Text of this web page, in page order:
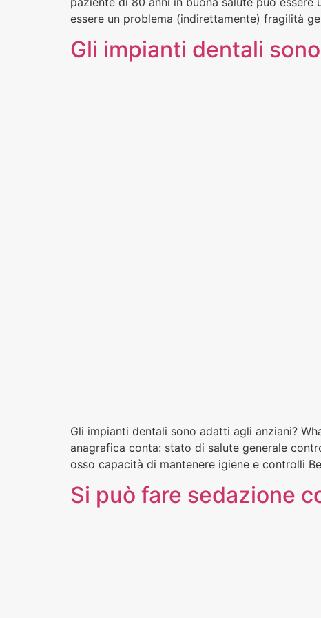
essere un problema (indirettamente) fragilità
Gli impianti dentali
Gli impianti dentali sono adatti agli anziani?
anagrafica conta: stato di salute generale
osso capacità di mantenere igiene e controlli
Si può fare sedazione